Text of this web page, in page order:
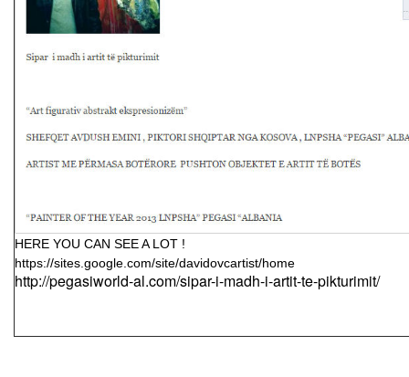
HERE YOU CAN SEE A LOT !
https://sites.google.com/site/davidovcartist/home
http://pegasiworld-al.com/sipar-i-madh-i-artit-te-pikturimit/